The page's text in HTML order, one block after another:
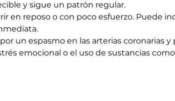
y sigue un patrón regular.
en reposo o con poco esfuerzo. Puede
un espasmo en las arterias coronarias
emocional o el uso de sustancias